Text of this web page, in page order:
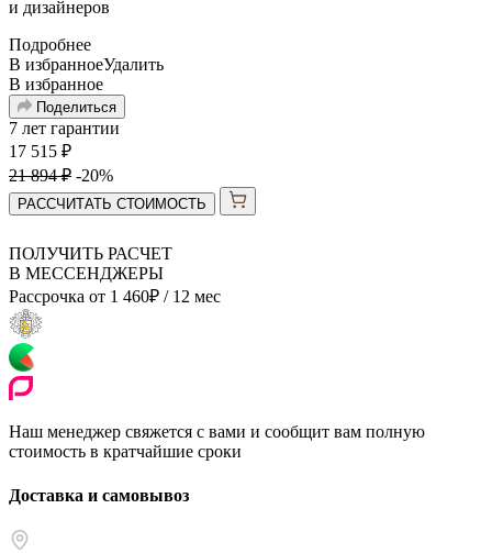
и дизайнеров
Подробнее
В избранноеУдалить
В избранное
Поделиться
7 лет гарантии
17 515 ₽
21 894₽ -20%
РАССЧИТАТЬ СТОИМОСТЬ
ПОЛУЧИТЬ РАСЧЕТ
В МЕССЕНДЖЕРЫ
Рассрочка от 1 460₽ / 12 мес
Наш менеджер свяжется с вами и сообщит вам полную
стоимость в кратчайшие сроки
Доставка и самовывоз